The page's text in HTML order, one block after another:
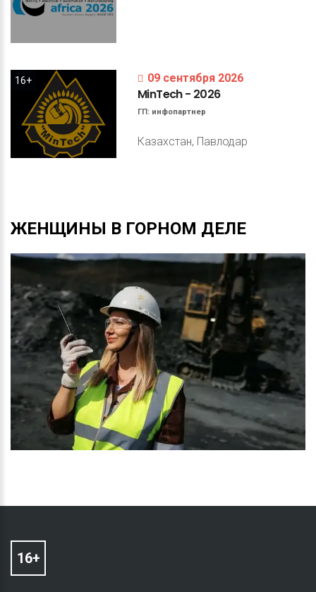
16+ 09 сентября 2026
MinTech- 2026
ГП: инфопартнер
Казахстан, Павлодар
ЖЕНЩИНЫ В ГОРНОМ ДЕЛЕ